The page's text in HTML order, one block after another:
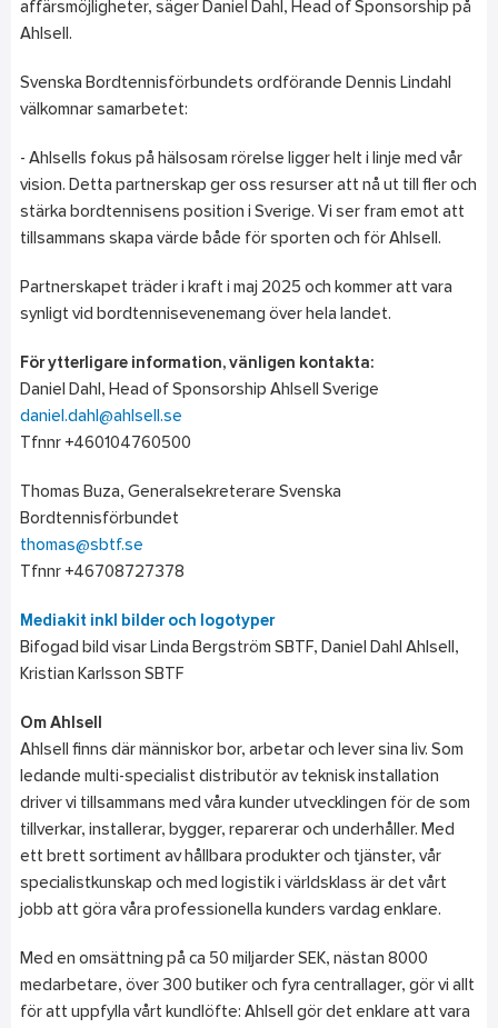
affärsmöjligheter, säger Daniel Dahl, Head of Sponsorship på
Ahlsell.
Svenska Bordtennisförbundets ordförande Dennis Lindahl
välkomnar samarbetet:
- Ahlsells fokus på hälsosam rörelse ligger helt i linje med vår
vision. Detta partnerskap ger oss resurser att nå ut till fler och
stärka bordtennisens position i Sverige. Vi ser fram emot att
tillsammans skapa värde både för sporten och för Ahlsell.
Partnerskapet träder i kraft i maj 2025 och kommer att vara
synligt vid bordtennisevenemang över hela landet.
För ytterligare information, vänligen kontakta:
Daniel Dahl, Head of Sponsorship Ahlsell Sverige
daniel.dahl@ahlsell.se
Tfnnr +460104760500
Thomas Buza, Generalsekreterare Svenska
Bordtennisförbundet
thomas@sbtf.se
Tfnnr +46708727378
Mediakit inkl bilder och logotyper
Bifogad bild visar Linda Bergström SBTF, Daniel Dahl Ahlsell,
Kristian Karlsson SBTF
Om Ahlsell
Ahlsell finns där människor bor, arbetar och lever sina liv. Som
ledande multi-specialist distributör av teknisk installation
driver vi tillsammans med våra kunder utvecklingen för de som
tillverkar, installerar, bygger, reparerar och underhåller. Med
ett brett sortiment av hållbara produkter och tjänster, vår
specialistkunskap och med logistik i världsklass är det vårt
jobb att göra våra professionella kunders vardag enklare.
Med en omsättning på ca 50 miljarder SEK, nästan 8000
medarbetare, över 300 butiker och fyra centrallager, gör vi allt
för att uppfylla vårt kundlöfte: Ahlsell gör det enklare att vara